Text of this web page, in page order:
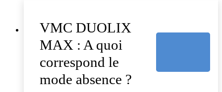
VMC DUOLIX
MAX : A quoi
correspond le
mode absence ?